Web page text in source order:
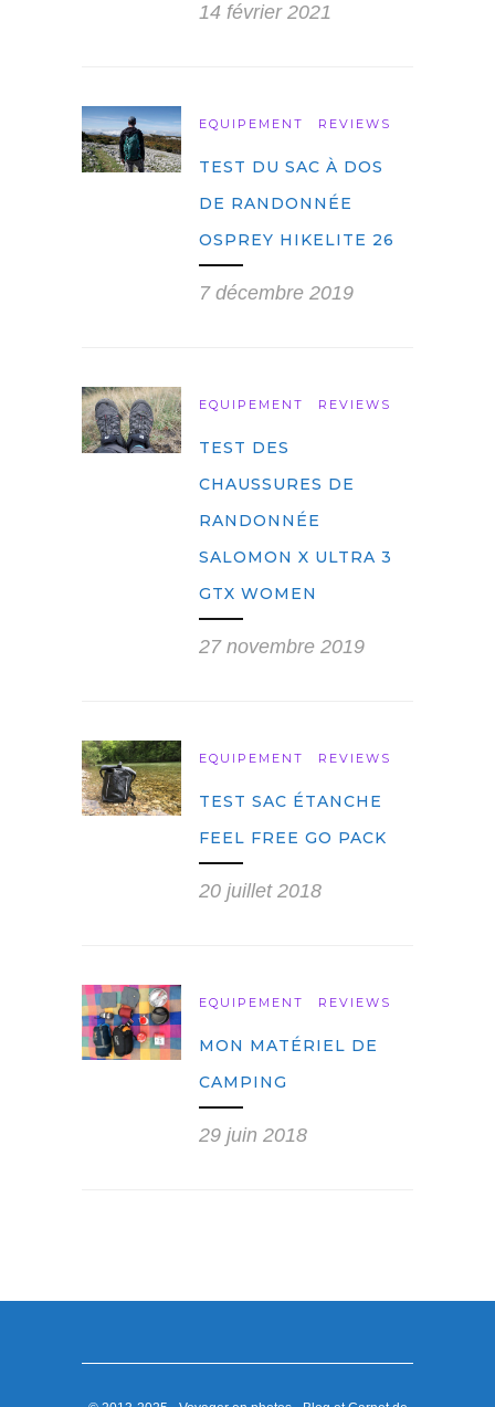
14 février 2021
EQUIPEMENT REVIEWS
TEST DU SAC À DOS
DE RANDONNÉE
OSPREY HIKELITE 26
7 décembre 2019
EQUIPEMENT REVIEWS
TEST DES
CHAUSSURES DE
RANDONNÉE
SALOMON X ULTRA 3
GTX WOMEN
27 novembre 2019
EQUIPEMENT REVIEWS
TEST SAC ÉTANCHE
FEEL FREE GO PACK
20 juillet 2018
EQUIPEMENT REVIEWS
MON MATÉRIEL DE
CAMPING
29 juin 2018